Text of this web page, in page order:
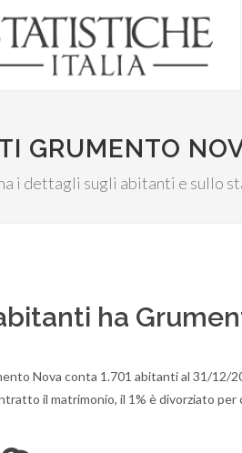
GRUMENTO
i dettagli sugli abitanti e sullo
ha
Nova conta 1.701 abitanti al 31/12/
il matrimonio, il 1% è divorziato per